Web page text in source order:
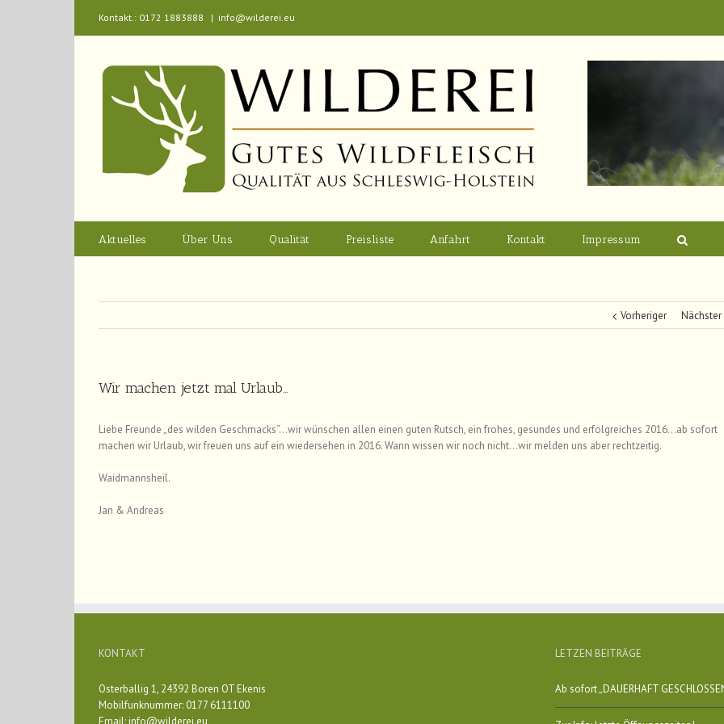
Kontakt.: 0172 1883888 | info@wilderei.eu
Aktuelles Über Uns Qualität Preisliste Anfahrt Kontakt Impressum
Vorheriger Nächster
Wir machen jetzt mal Urlaub…
Liebe Freunde „des wilden Geschmacks“…wir wünschen allen einen guten Rutsch, ein frohes, gesundes und erfolgreiches 2016…ab sofort
machen wir Urlaub, wir freuen uns auf ein wiedersehen in 2016. Wann wissen wir noch nicht…wir melden uns aber rechtzeitig.
Waidmannsheil.
Jan & Andreas
KONTAKT
Osterballig 1, 24392 Boren OT Ekenis
Mobilfunknummer: 0177 6111100
Email:info@wilderei.eu
LETZEN BEITRÄGE
Ab sofort „DAUERHAFT